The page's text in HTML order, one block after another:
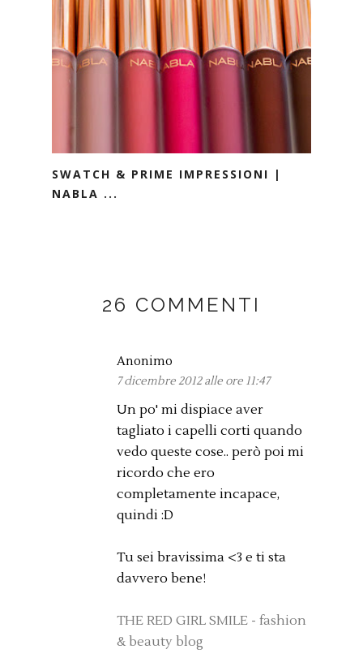
SWATCH & PRIME IMPRESSIONI |
NABLA ...
26 COMMENTI
Anonimo
7 dicembre 2012 alle ore 11:47
Un po' mi dispiace aver
tagliato i capelli corti quando
vedo queste cose.. però poi mi
ricordo che ero
completamente incapace,
quindi :D
Tu sei bravissima <3 e ti sta
davvero bene!
THE RED GIRL SMILE - fashion
& beauty blog